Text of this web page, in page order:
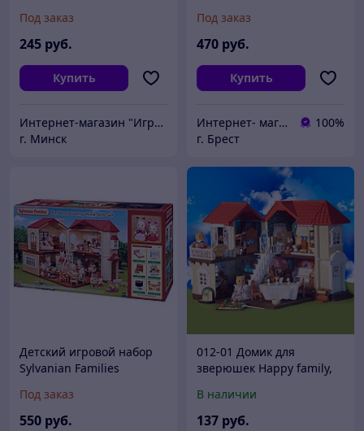
АРТ. 8370
Под заказ
245 руб.
Купить
Интернет-магазин "ИгрушкиТут"
г. Минск
5302
Под заказ
470 руб.
Купить
Интернет- магазин O'кей маркет
100%
г. Брест
Детский игровой набор
Sylvanian Families
(подарочный набор) 5727
Под заказ
550 руб.
012-01 Домик для
зверюшек Happy family,
Sylvanian families) с
аксессуарами
В наличии
137 руб.